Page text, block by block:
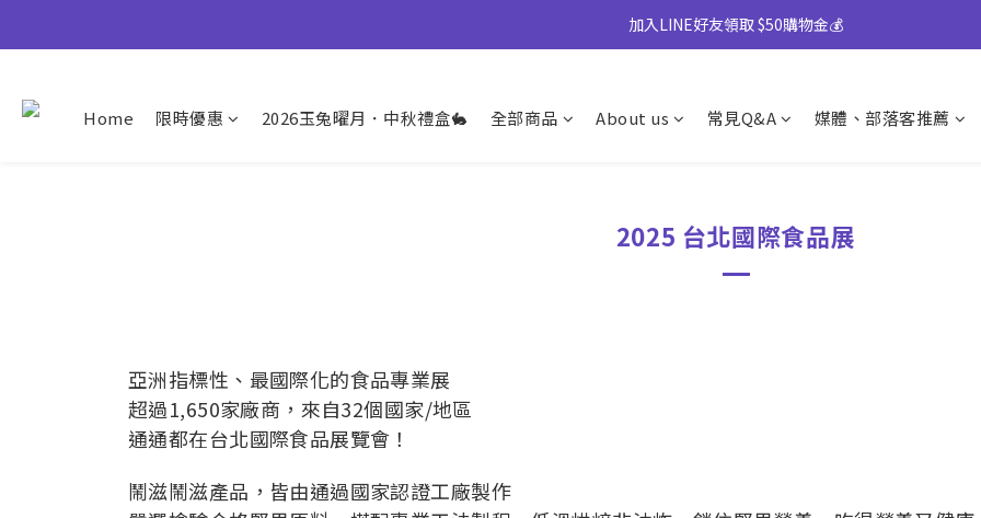
【早鳥優惠倒數中】中秋禮盒82折起｜50盒以上另享優惠➤ 點我詢價或致電專人服務
加入LINE好友領取 $50購物金💰
【早鳥優惠倒數中】中秋禮盒82折起｜50盒以上另享優惠➤ 點我詢價或致電專人服務
Home 限時優惠 2026玉兔曜月．中秋禮盒🐇 全部商品 About us 常見Q&A 媒體、部落客推薦
2025 台北國際食品展
亞洲指標性、最國際化的食品專業展
超過1,650家廠商，來自32個國家/地區
通通都在台北國際食品展覽會！
鬧滋鬧滋產品，皆由通過國家認證工廠製作